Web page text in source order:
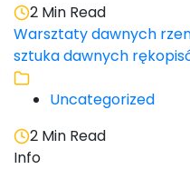
2 Min Read
Warsztaty dawnych
sztuka dawnych
Uncategorized
2 Min Read
Info